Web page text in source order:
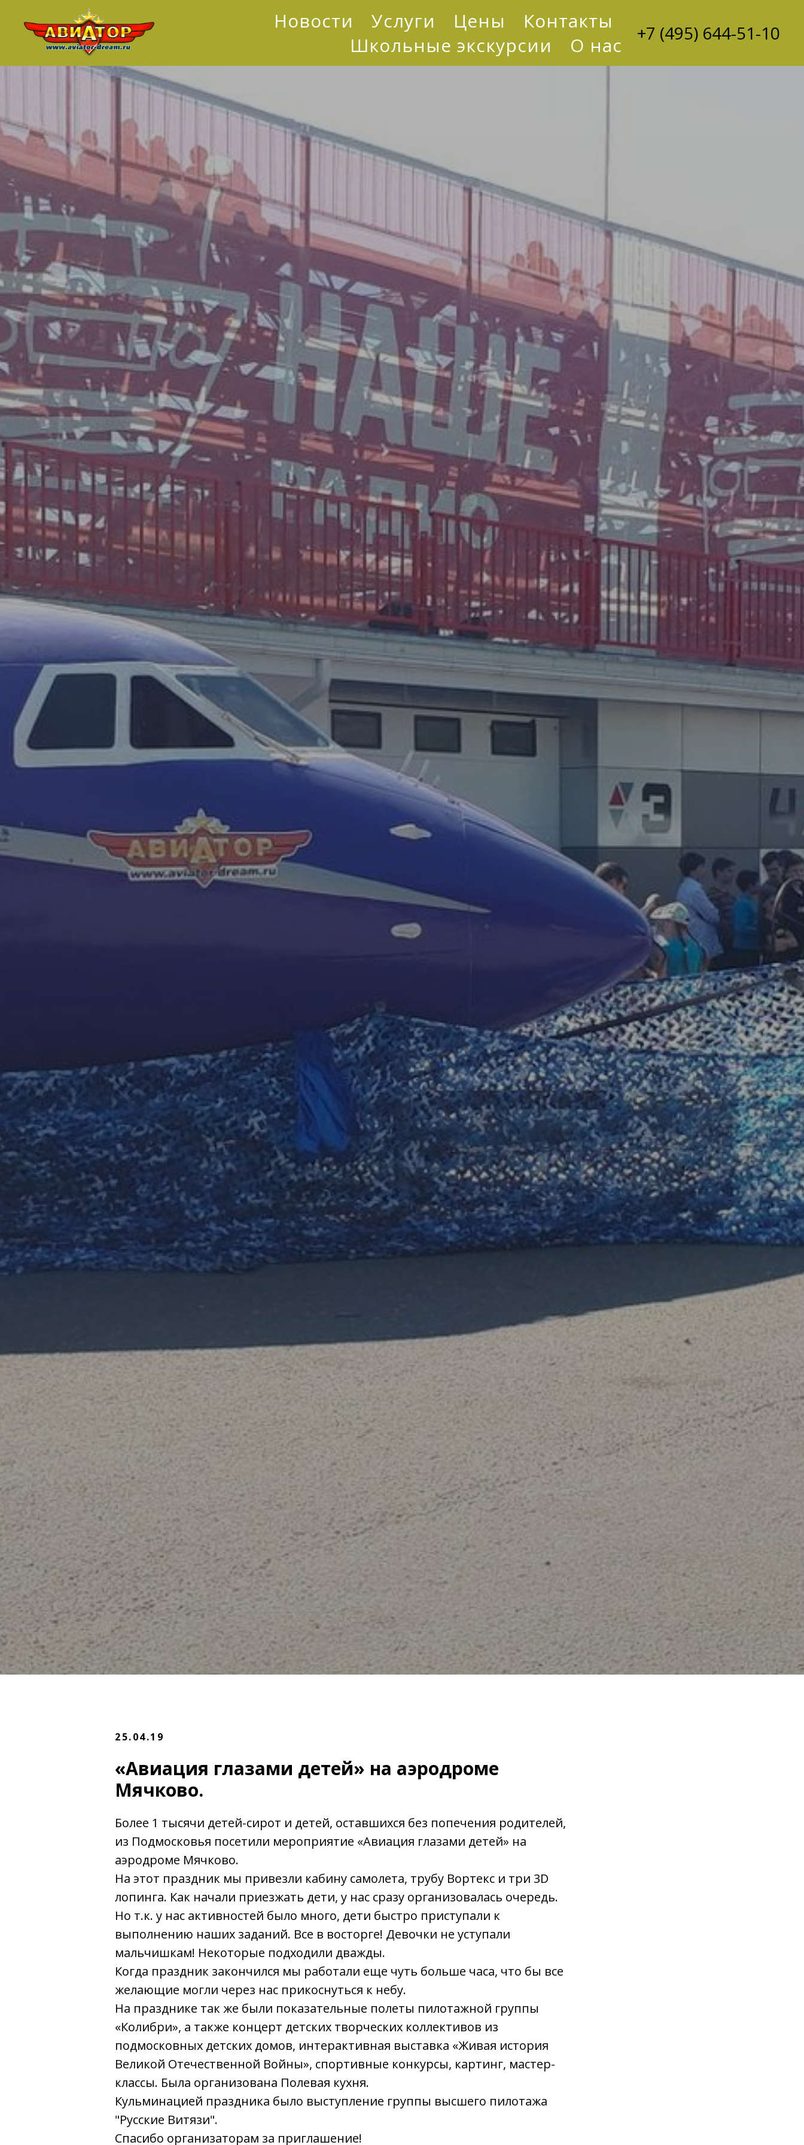
Новости Услуги Цены
Контакты
Школьные экскурсии
О нас +7 (495) 644-51-10
25.04.19
«Авиация глазами детей» на аэродроме
Мячково.
Более 1 тысячи детей-сирот и детей, оставшихся без попечения родителей,
из Подмосковья посетили мероприятие «Авиация глазами детей» на
аэродроме Мячково.
На этот праздник мы привезли кабину самолета, трубу Вортекс и три 3D
лопинга. Как начали приезжать дети, у нас сразу организовалась очередь.
Но т.к. у нас активностей было много, дети быстро приступали к
выполнению наших заданий. Все в восторге! Девочки не уступали
мальчишкам! Некоторые подходили дважды.
Когда праздник закончился мы работали еще чуть больше часа, что бы все
желающие могли через нас прикоснуться к небу.
На празднике так же были показательные полеты пилотажной группы
«Колибри», а также концерт детских творческих коллективов из
подмосковных детских домов, интерактивная выставка «Живая история
Великой Отечественной Войны», спортивные конкурсы, картинг, мастер-
классы. Была организована Полевая кухня.
Кульминацией праздника было выступление группы высшего пилотажа
"Русские Витязи".
Спасибо организаторам за приглашение!